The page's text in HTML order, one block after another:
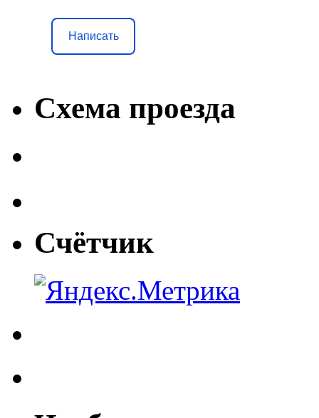
Написать
Схема проезда
Счётчик